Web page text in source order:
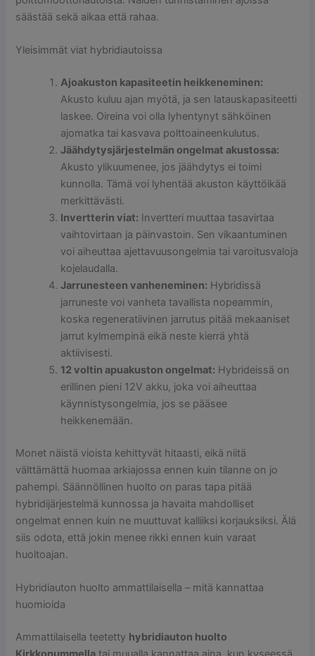
säästää sekä aikaa että rahaa.
Yleisimmät viat hybridiautoissa
Ajoakuston kapasiteetin heikkeneminen:
Akusto kuluu ajan myötä, ja sen latauskapasiteetti
laskee. Oireina voi olla lyhentynyt sähköinen
ajomatka tai kasvava polttoaineenkulutus.
Jäähdytysjärjestelmän ongelmat akustossa:
Akusto ylikuumenee, jos jäähdytys ei toimi
kunnolla. Tämä voi lyhentää akuston käyttöikää
merkittävästi.
Invertterin viat: Invertteri muuttaa tasavirtaa
vaihtovirtaan ja päinvastoin. Sen vikaantuminen
voi aiheuttaa ajettavuusongelmia tai varoitusvaloja
kojelaudalla.
Jarrunesteen vanheneminen: Hybridissä
jarruneste voi vanheta tavallista nopeammin,
koska regeneratiivinen jarrutus pitää mekaaniset
jarrut kylmempinä eikä neste kierrä yhtä
aktiivisesti.
12 voltin apuakuston ongelmat: Hybrideissä on
erillinen pieni 12V akku, joka voi aiheuttaa
käynnistysongelmia, jos se pääsee
heikkenemään.
Monet näistä vioista kehittyvät hitaasti, eikä niitä
välttämättä huomaa arkiajossa ennen kuin tilanne on jo
pahempi. Säännöllinen huolto on paras tapa pitää
hybridijärjestelmä kunnossa ja havaita mahdolliset
ongelmat ennen kuin ne muuttuvat kalliiksi korjauksiksi. Älä
siis odota, että jokin menee rikki ennen kuin varaat
huoltoajan.
Hybridiauton huolto ammattilaisella – mitä kannattaa
huomioida
Ammattilaisella teetetty hybridiauton huolto